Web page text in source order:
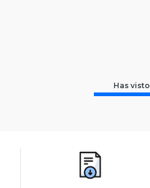
Has visto